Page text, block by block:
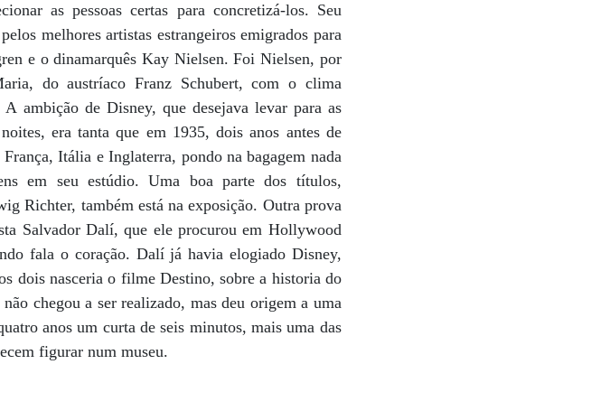
as pessoas certas para concretizá-los. Seu
melhores artistas estrangeiros emigrados para
e o dinamarquês Kay Nielsen. Foi Nielsen, por
do austríaco Franz Schubert, com o clima
ambição de Disney, que desejava levar para as
era tanta que em 1935, dois anos antes de
Itália e Inglaterra, pondo na bagagem nada
em seu estúdio. Uma boa parte dos títulos,
Richter, também está na exposição. Outra prova
Salvador Dalí, que ele procurou em Hollywood
fala o coração. Dalí já havia elogiado Disney,
dois nasceria o filme Destino, sobre a historia do
chegou a ser realizado, mas deu origem a uma
anos um curta de seis minutos, mais uma das
figurar num museu.